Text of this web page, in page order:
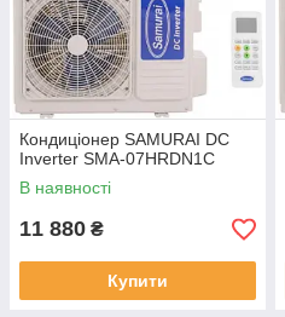
Кондиціонер SAMURAI DC
Inverter SMA-07HRDN1C
В наявності
11 880 ₴
Купити